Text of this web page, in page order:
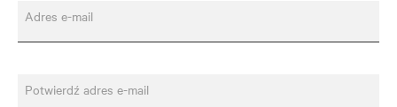
Adres e-mail
Potwierdź adres e-mail